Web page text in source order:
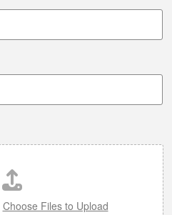
Choose Files to Upload